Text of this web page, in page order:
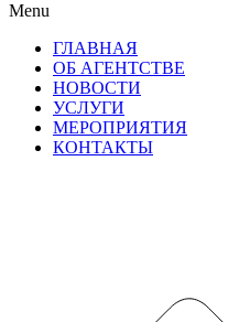
Menu
ГЛАВНАЯ
ОБ АГЕНТСТВЕ
НОВОСТИ
УСЛУГИ
МЕРОПРИЯТИЯ
КОНТАКТЫ